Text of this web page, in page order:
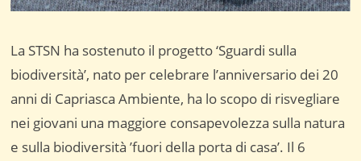
La STSN ha sostenuto il progetto ‘Sguardi sulla
biodiversità’, nato per celebrare l’anniversario dei 20
anni di Capriasca Ambiente, ha lo scopo di risvegliare
nei giovani una maggiore consapevolezza sulla natura
e sulla biodiversità ’fuori della porta di casa’. Il 6